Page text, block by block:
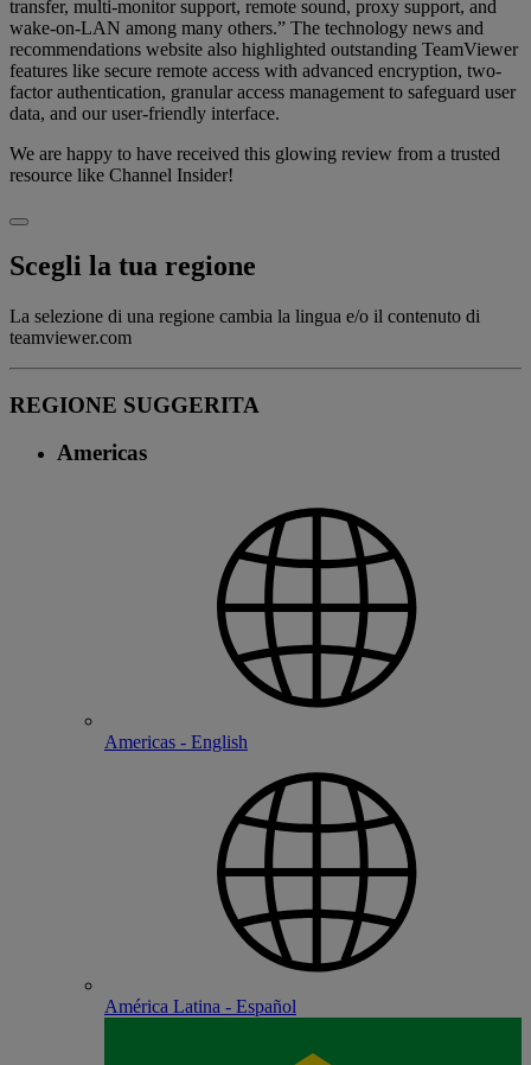
transfer, multi-monitor support, remote sound, proxy support, and
wake-on-LAN among many others.” The technology news and
recommendations website also highlighted outstanding TeamViewer
features like secure remote access with advanced encryption, two-
factor authentication, granular access management to safeguard user
data, and our user-friendly interface.
We are happy to have received this glowing review from a trusted
resource like Channel Insider!
Scegli la tua regione
La selezione di una regione cambia la lingua e/o il contenuto di
teamviewer.com
REGIONE SUGGERITA
Americas
Americas - English
América Latina - Español